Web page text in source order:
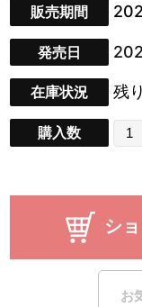
販売期間
発売日
在庫状況 残
購入数
シ
お